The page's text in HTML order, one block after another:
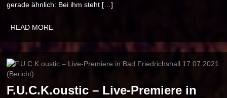
gerade ähnlich: Bei ihm steht […]
READ MORE
F.U.C.K.oustic – Live-Premiere in